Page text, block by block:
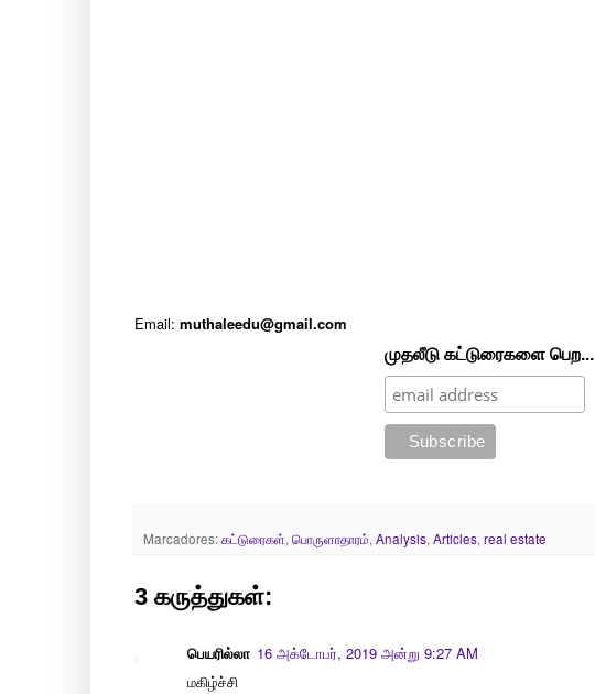
Email: muthaleedu@gmail.com
முதலீடு கட்டுரைகளை பெற...
Marcadores:கட்டுரைகள்,பொருளாதாரம்,Analysis,Articles,real estate
3 கருத்துகள்:
பெயரில்லா 16 அக்டோபர், 2019 அன்று 9:27 AM
மகிழ்ச்சி